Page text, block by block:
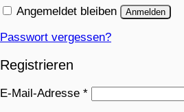
Angemeldet bleiben Anmelden
Passwort vergessen?
Registrieren
E-Mail-Adresse *